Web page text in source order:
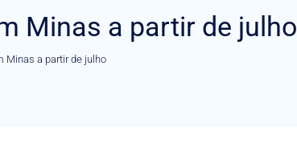
Minas a partir de julho
Minas a partir de julho